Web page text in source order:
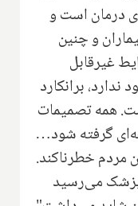
درمان است و
و چنین
غیرقابل
برانکارد
همه تصمیمات
گرفته شود…
مردم خطرناکند.
پزشک می‌رسید